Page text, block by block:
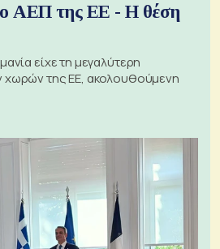
ΑΕΠ της ΕΕ - Η θέση
είχε τη μεγαλύτερη
χωρών της ΕΕ, ακολουθούμενη